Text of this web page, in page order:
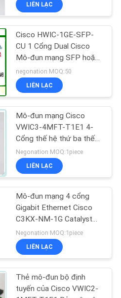
LIÊN LẠC
Cisco HWIC-1GE-SFP-
CU 1 Cổng Dual Cisco
Mô-đun mạng SFP hoặc
RJ45 CiscoCard
negonation MOQ:50
LIÊN LẠC
Mô-đun mạng Cisco
VWIC3-4MFT-T1E1 4-
Cổng thế hệ thứ ba thế
hệ thứ ba
Negonation MOQ:1piece
LIÊN LẠC
Mô-đun mạng 4 cổng
Gigabit Ethernet Cisco
C3KX-NM-1G Catalyst
3560X 3750X
Negonation MOQ:1piece
LIÊN LẠC
Thẻ mô-đun bộ định
tuyến của Cisco VWIC2-